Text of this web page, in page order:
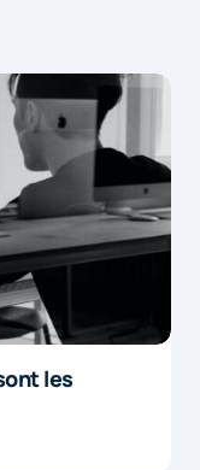
les